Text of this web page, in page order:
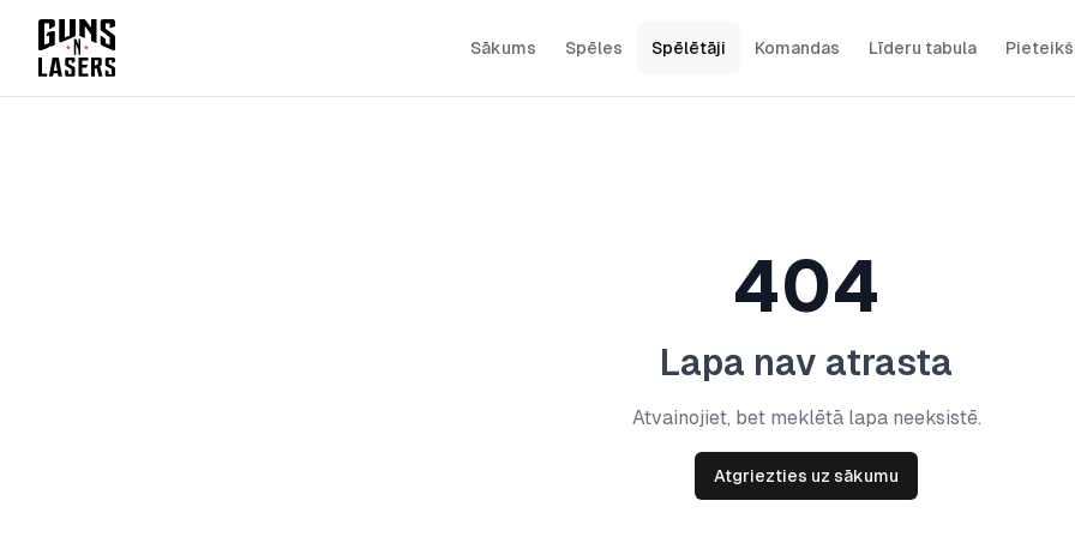
Sākums Spēles Spēlētāji Komandas Līderu tabula
404
Lapa nav atrasta
Atvainojiet, bet meklētā lapa neeksistē.
Atgriezties uz sākumu